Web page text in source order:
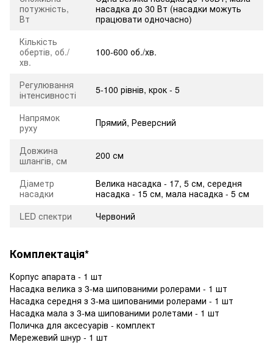
потужність,
Вт
насадка до 30 Вт (насадки можуть
працювати одночасно)
Кількість
обертів, об./
хв.
100-600 об./хв.
Регулювання
інтенсивності
5-100 рівнів, крок - 5
Напрямок
руху
Прямий, Реверсний
Довжина
шлангів, см
200 см
Діаметр
насадки
Велика насадка - 17, 5 см, середня
насадка - 15 см, мала насадка - 5 см
LED спектри
Червоний
Комплектація*
Корпус апарата - 1 шт
Насадка велика з 3-ма шипованими ролерами - 1 шт
Насадка середня з 3-ма шипованими ролерами - 1 шт
Насадка мала з 3-ма шипованими ролетами - 1 шт
Поличка для аксесуарів - комплект
Мережевий шнур - 1 шт